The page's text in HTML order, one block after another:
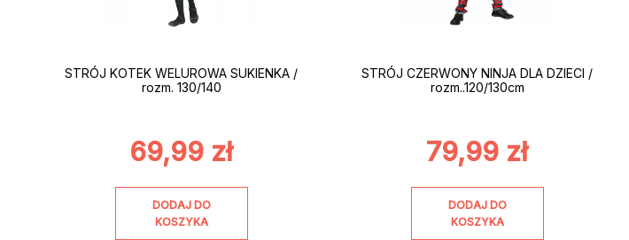
STRÓJ KOTEK WELUROWA SUKIENKA /
rozm. 130/140
69,99 zł
DODAJ DO
KOSZYKA
STRÓJ CZERWONY NINJA DLA DZIECI /
rozm..120/130cm
79,99 zł
DODAJ DO
KOSZYKA